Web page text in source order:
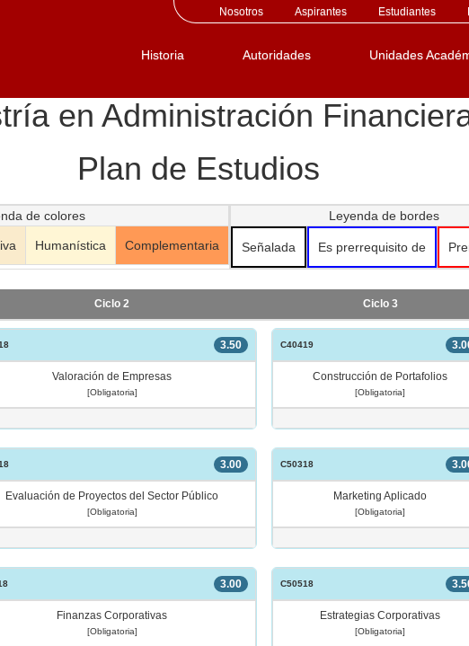
Nosotros Aspirantes Estudiantes
Historia Autoridades Unidades
en Administración
Plan de Estudios
de colores
Humanística Complementaria
Leyenda de bordes
Señalada Es prerrequisito de
Ciclo 2 Ciclo 3
3.50
Valoración de Empresas
[Obligatoria]
3.00
Evaluación de Proyectos del Sector Público
[Obligatoria]
3.00
Finanzas Corporativas
[Obligatoria]
C40419
Construcción de Portafolios
[Obligatoria]
C50318
Marketing Aplicado
[Obligatoria]
C50518
Estrategias Corporativas
[Obligatoria]